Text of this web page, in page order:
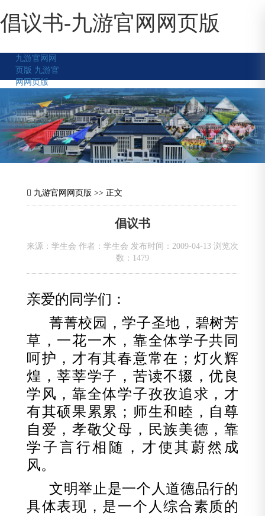
倡议书-九游官网网页版
九游官网网
页版 九游官
网网页版
九游官网网页版 >> 正文
倡议书
来源：学生会 作者：学生会 发布时间：2009-04-13 浏览次
数： 1479
亲爱的同学们：
菁菁校园，学子圣地，碧树芳
草，一花一木，靠全体学子共同
呵护，才有其春意常在；灯火辉
煌，莘莘学子，苦读不辍，优良
学风，靠全体学子孜孜追求，才
有其硕果累累；师生和睦，自尊
自爱，孝敬父母，民族美德，靠
学子言行相随，才使其蔚然成
风。
文明举止是一个人道德品行的
具体表现，是一个人综合素质的